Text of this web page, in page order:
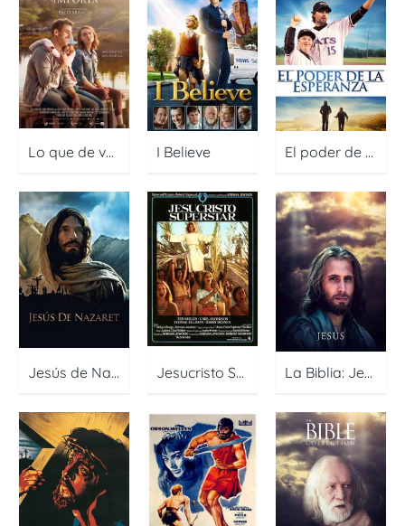
Lo que de verdad importa I Believe El poder de la esperanza
Jesús de Nazaret: El Hijo de Dios Jesucristo Superstar La Biblia: Jesus